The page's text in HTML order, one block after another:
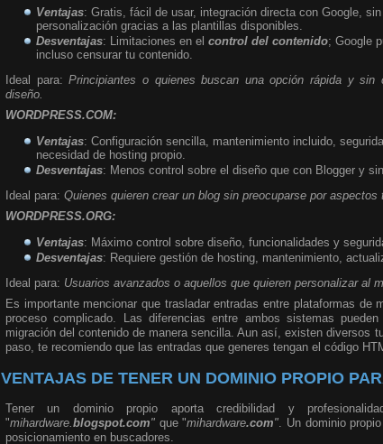
Ventajas: Gratis, fácil de usar, integración directa con Google,
personalización gracias a las plantillas disponibles.
Desventajas: Limitaciones en el control del contenido; Google
incluso censurar tu contenido.
Ideal para:Principiantes o quienes buscan una opción rápida y sin
diseño.
WORDPRESS.COM:
Ventajas: Configuración sencilla, mantenimiento incluido,
necesidad de hosting propio.
Desventajas: Menos control sobre el diseño que con Blogger y
Ideal para: Quienes quieren crear un blog sin preocuparse por
WORDPRESS.ORG:
Ventajas: Máximo control sobre diseño, funcionalidades y
Desventajas: Requiere gestión de hosting, mantenimiento,
Ideal para: Usuarios avanzados o aquellos que quieren personalizar al
Es importante mencionar que trasladar entradas entre plataformas de
proceso complicado. Las diferencias entre ambos sistemas
migración del contenido de manera sencilla. Aun así, existen diversos
paso, te recomiendo que las entradas que generes tengan el código
VENTAJAS DE TENER UN DOMINIO PROPIO
Tener un dominio propio aporta credibilidad y
"mihardware. blogspot.com" que "mihardware.com" . Un dominio
posicionamiento en buscadores.